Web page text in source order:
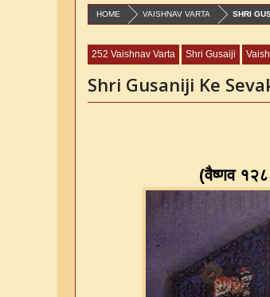
HOME VAISHNAV VARTA SHRI
252 Vaishnav Varta Shri Gusaiji
Shri Gusaniji Ke
(वैष्णव